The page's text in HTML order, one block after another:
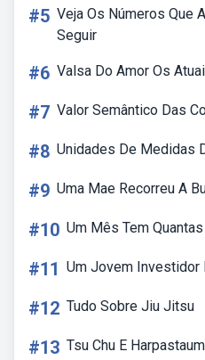
#5 Veja Os Números Que
Seguir
#6 Valsa Do Amor Os
#7 Valor Semântico Das
#8 Unidades De Medidas
#9 Uma Mae Recorreu A
#10 Um Mês Tem
#11 Um Jovem Investidor
#12 Tudo Sobre Jiu Jitsu
#13 Tsu Chu E Harpastaum